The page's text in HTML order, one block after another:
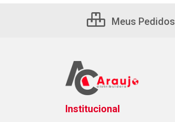
Meus Pedidos
Institucional